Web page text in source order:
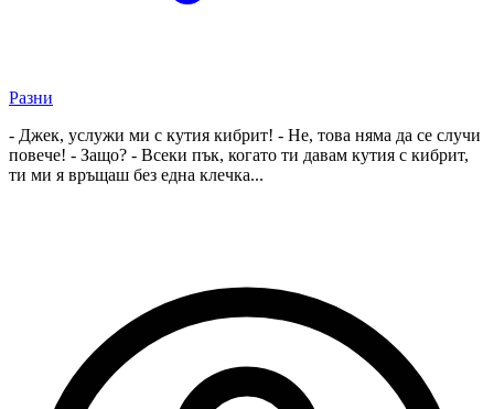
Разни
- Джек, услужи ми с кутия кибрит! - Не, това няма да се случи
повече! - Защо? - Всеки пък, когато ти давам кутия с кибрит,
ти ми я връщаш без една клечка...